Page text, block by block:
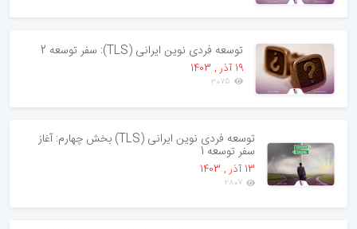
توسعه فردی نوین ایرانی (TLS): سفر توسعه 2
19 آذر , 1403
3075
توسعه فردی نوین ایرانی (TLS) بخش چهارم: آغاز
سفر توسعه 1
13 آذر , 1403
2807